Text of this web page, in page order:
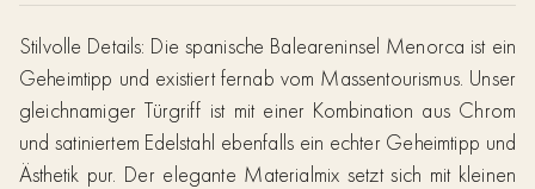
Stilvolle Details: Die spanische Baleareninsel Menorca ist ein
Geheimtipp und existiert fernab vom Massentourismus. Unser
gleichnamiger Türgriff ist mit einer Kombination aus Chrom
und satiniertem Edelstahl ebenfalls ein echter Geheimtipp und
Ästhetik pur. Der elegante Materialmix setzt sich mit kleinen